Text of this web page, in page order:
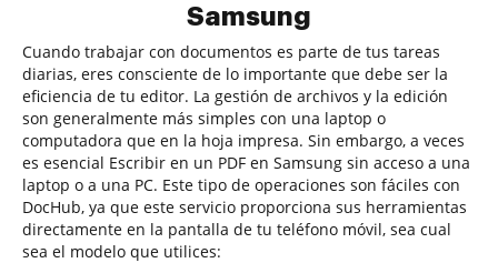
Samsung
Cuando trabajar con documentos es parte de tus tareas
diarias, eres consciente de lo importante que debe ser la
eficiencia de tu editor. La gestión de archivos y la edición
son generalmente más simples con una laptop o
computadora que en la hoja impresa. Sin embargo, a veces
es esencial Escribir en un PDF en Samsung sin acceso a una
laptop o a una PC. Este tipo de operaciones son fáciles con
DocHub, ya que este servicio proporciona sus herramientas
directamente en la pantalla de tu teléfono móvil, sea cual
sea el modelo que utilices: